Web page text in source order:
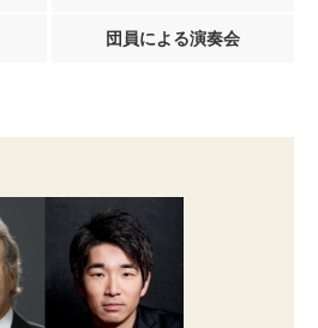
団員による演奏会